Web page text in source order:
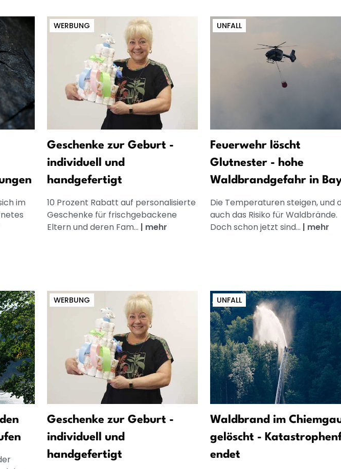
im
WERBUNG
Geschenke zur Geburt -
individuell und
handgefertigt
10 Prozent Rabatt auf personalisierte
Geschenke für frischgebackene
Eltern und deren Fam... | mehr
UNFALL
Feuerwehr löscht
Glutnester - hohe
Waldbrandgefahr in
Die Temperaturen steigen, und
auch das Risiko für Waldbrände.
Doch schon jetzt sind... | mehr
WERBUNG
Geschenke zur Geburt -
individuell und
handgefertigt
UNFALL
Waldbrand im
gelöscht -
endet